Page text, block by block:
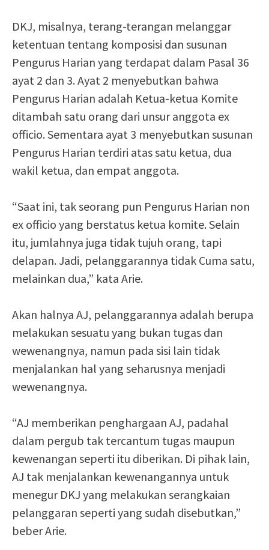
DKJ, misalnya, terang-terangan melanggar
ketentuan tentang komposisi dan susunan
Pengurus Harian yang terdapat dalam Pasal 36
ayat 2 dan 3. Ayat 2 menyebutkan bahwa
Pengurus Harian adalah Ketua-ketua Komite
ditambah satu orang dari unsur anggota ex
officio. Sementara ayat 3 menyebutkan susunan
Pengurus Harian terdiri atas satu ketua, dua
wakil ketua, dan empat anggota.
“Saat ini, tak seorang pun Pengurus Harian non
ex officio yang berstatus ketua komite. Selain
itu, jumlahnya juga tidak tujuh orang, tapi
delapan. Jadi, pelanggarannya tidak Cuma satu,
melainkan dua,” kata Arie.
Akan halnya AJ, pelanggarannya adalah berupa
melakukan sesuatu yang bukan tugas dan
wewenangnya, namun pada sisi lain tidak
menjalankan hal yang seharusnya menjadi
wewenangnya.
“AJ memberikan penghargaan AJ, padahal
dalam pergub tak tercantum tugas maupun
kewenangan seperti itu diberikan. Di pihak lain,
AJ tak menjalankan kewenangannya untuk
menegur DKJ yang melakukan serangkaian
pelanggaran seperti yang sudah disebutkan,”
beber Arie.